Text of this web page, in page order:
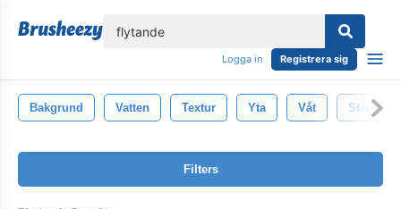
Logga in Registrera sig
Bakgrund Vatten Textur Yta Våt Stänk
Filters